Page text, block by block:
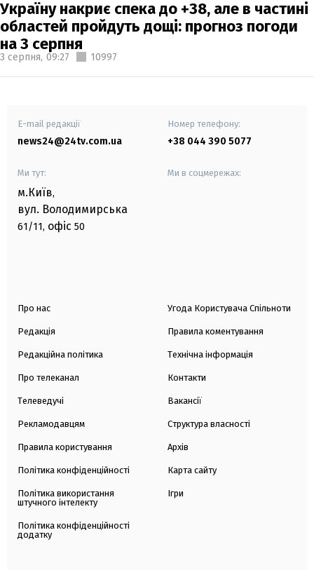
Україну накриє спека до +38, але в частині
областей пройдуть дощі: прогноз погоди
на 3 серпня
3 серпня, 09:27 10997
E-mail редакції
news24@24tv.com.ua
Номер телефону:
+38 044 390 5077
Ми тут:
м.Київ,
вул. Володимирська
61/11, офіс 50
Ми в соцмережах:
Про нас
Редакція
Редакційна політика
Про телеканал
Телеведучі
Рекламодавцям
Правила користування
Політика конфіденційності
Політика використання
штучного інтелекту
Політика конфіденційності
додатку
Угода Користувача Спільноти
Правила коментування
Технічна інформація
Контакти
Вакансії
Структура власності
Архів
Карта сайту
Ігри